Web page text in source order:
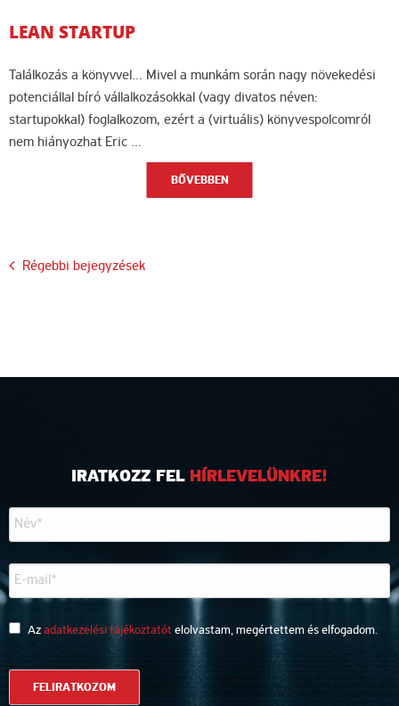
LEAN STARTUP
Találkozás a könyvvel… Mivel a munkám során nagy növekedési
potenciállal bíró vállalkozásokkal (vagy divatos néven:
startupokkal) foglalkozom, ezért a (virtuális) könyvespolcomról
nem hiányozhat Eric …
BŐVEBBEN
Bejegyzés
Régebbi bejegyzések
IRATKOZZ FEL HÍRLEVELÜNKRE!
Az adatkezelési tájékoztatót elolvastam, megértettem és elfogadom.